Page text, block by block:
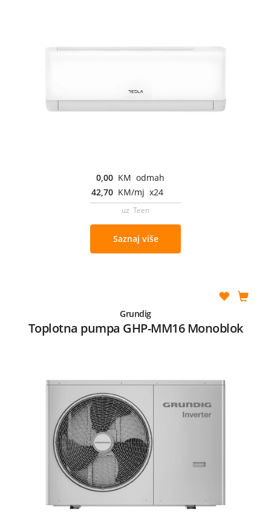
0,00 KM odmah
42,70 KM/mj x24
uz Teen
Saznaj više
Grundig
Toplotna pumpa GHP-MM16 Monoblok